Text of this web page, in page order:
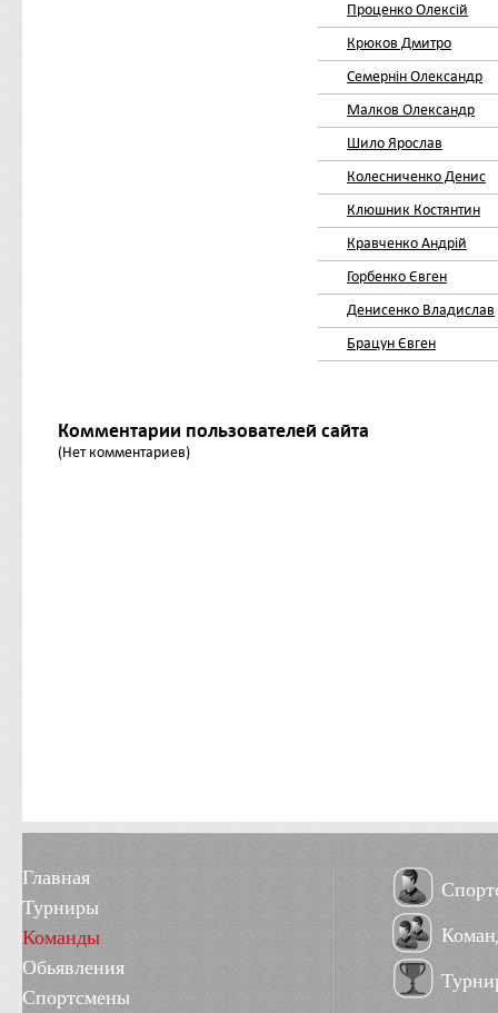
Проценко Олексій
Крюков Дмитро
Семернін Олександр
Малков Олександр
Шило Ярослав
Колесниченко Денис
Клюшник Костянтин
Кравченко Андрій
Горбенко Євген
Денисенко Владислав
Брацун Євген
Комментарии пользователей сайта
(Нет комментариев)
Главная
Турниры
Команды
Обьявления
Спортсмены